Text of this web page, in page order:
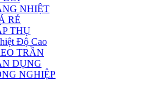
NHIỆT
RẺ
THỤ
Độ Cao
TRẦN
DỤNG
NGHIỆP